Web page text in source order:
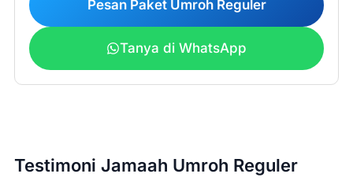
peak season/high
season
Pesan Paket Umroh Reguler
Tanya di WhatsApp
Testimoni Jamaah Umroh Reguler